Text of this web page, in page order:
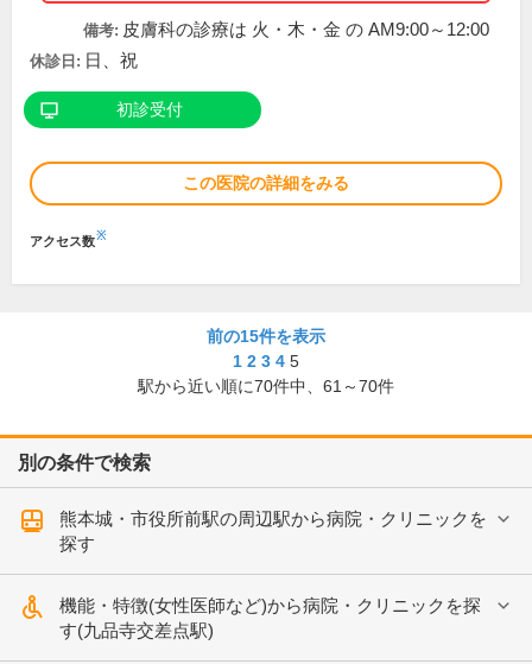
備考: 皮膚科の診療は 火・木・金 の AM9:00～12:00
休診日: 日、祝
初診受付
この医院の詳細をみる
アクセス数※
前の15件を表示
1 2 3 4 5
駅から近い順に70件中、 61～70件
別の条件で検索
熊本城・市役所前駅の周辺駅から病院・クリニックを
探す
機能・特徴(女性医師など)から病院・クリニックを探
す(九品寺交差点駅)